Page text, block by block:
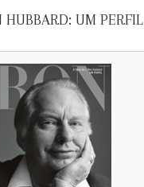
HUBBARD: UM PERFIL